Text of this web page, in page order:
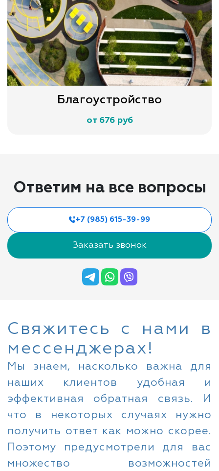
Благоустройство
от 676 руб
Ответим на все вопросы
+7 (985) 615-39-99
Заказать звонок
Свяжитесь с нами в
мессенджерах!
Мы знаем, насколько важна для
наших клиентов удобная и
эффективная обратная связь. И
что в некоторых случаях нужно
получить ответ как можно скорее.
Поэтому предусмотрели для вас
множество возможностей